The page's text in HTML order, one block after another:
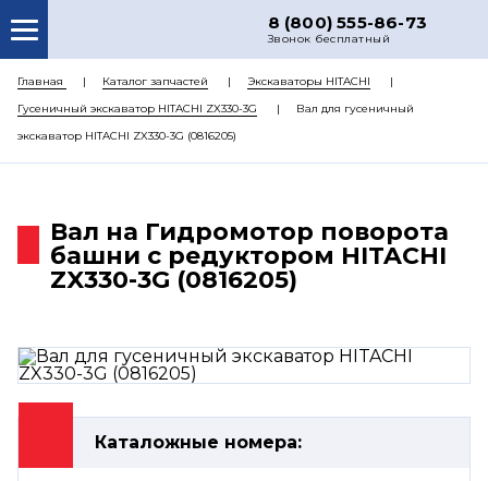
8 (800) 555-86-73
Звонок бесплатный
О НАС
КАТАЛОГ ЗАПЧАСТЕЙ
РЕМОНТ
ЦЕНЫ
КОНТАКТЫ
Главная Каталог запчастей
Экскаваторы HITACHI
Гусеничный экскаватор HITACHI ZX330-3G
Вал для гусеничный
экскаватор HITACHI ZX330-3G (0816205)
Вал на Гидромотор поворота
башни с редуктором HITACHI
ZX330-3G (0816205)
Каталожные номера: